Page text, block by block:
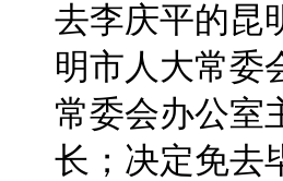
去李庆平的昆
明市人大常委
常委会办公室
长；决定免去